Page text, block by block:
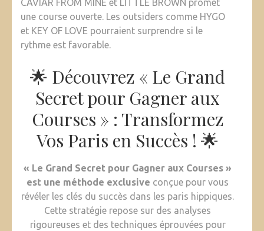
CAVIAR FROM MINE et LITTLE BROWN promet
une course ouverte. Les outsiders comme HYGO
et KEY OF LOVE pourraient surprendre si le
rythme est favorable.
🌟 Découvrez « Le Grand
Secret pour Gagner aux
Courses » : Transformez
Vos Paris en Succès ! 🌟
« Le Grand Secret pour Gagner aux Courses »
est une méthode exclusive conçue pour vous
révéler les clés du succès dans les paris hippiques.
Cette stratégie repose sur des analyses
rigoureuses et des techniques éprouvées pour